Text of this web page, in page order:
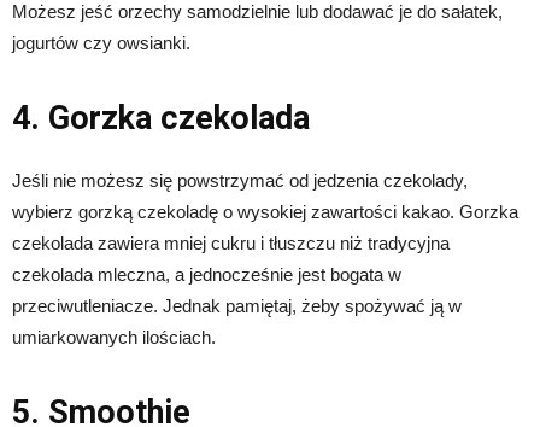
Możesz jeść orzechy samodzielnie lub dodawać je do sałatek,
jogurtów czy owsianki.
4. Gorzka czekolada
Jeśli nie możesz się powstrzymać od jedzenia czekolady,
wybierz gorzką czekoladę o wysokiej zawartości kakao. Gorzka
czekolada zawiera mniej cukru i tłuszczu niż tradycyjna
czekolada mleczna, a jednocześnie jest bogata w
przeciwutleniacze. Jednak pamiętaj, żeby spożywać ją w
umiarkowanych ilościach.
5. Smoothie